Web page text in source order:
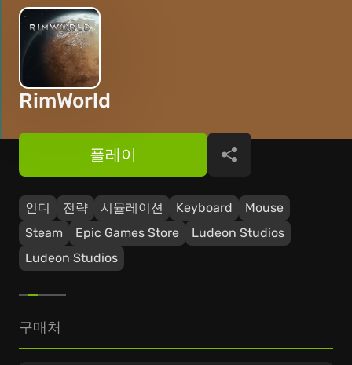
RimWorld
인디 전략 시뮬레이션 Keyboard
Mouse
Steam
Epic Games Store
Ludeon Studios
Ludeon Studios
플레이 공유
구매처